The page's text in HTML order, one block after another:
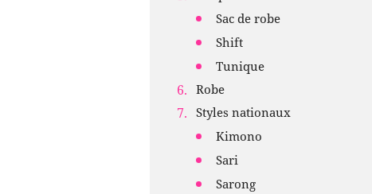
Sac de robe
Shift
Tunique
Robe
Styles nationaux
Kimono
Sari
Sarong